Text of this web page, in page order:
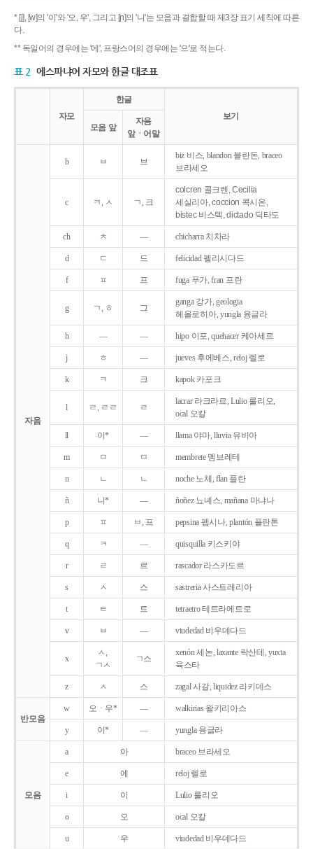
* [j], [w]의 '이'와 '오, 우', 그리고 [ɲ]의 '니'는 모음과 결합할 때 제3장 표기 세칙에 따른
다.
** 독일어의 경우에는 '에', 프랑스어의 경우에는 '으'로 적는다.
표 2 에스파냐어 자모와 한글 대조표
자모
한글
보기
모음 앞
자음
앞ㆍ어말
자음
b ㅂ 브
biz 비스, blandon 블란돈, braceo
브라세오
c ㅋ, ㅅ ㄱ, 크
colcren 콜크렌, Cecilia
세실리아, coccion 콕시온,
bistec 비스텍, dictado 딕타도
ch ㅊ ― chicharra 치차라
d ㄷ 드 felicidad 펠리시다드
f ㅍ 프 fuga 푸가, fran 프란
g ㄱ, ㅎ 그
ganga 강가, geologia
헤올로히아, yungla 융글라
h ― ― hipo 이포, quehacer 케아세르
j ㅎ ― jueves 후에베스, reloj 렐로
k ㅋ 크 kapok 카포크
l ㄹ, ㄹㄹ ㄹ
lacrar 라크라르, Lulio 룰리오,
ocal 오칼
ll 이* ― llama 야마, lluvia 유비아
m ㅁ ㅁ membrete 멤브레테
n ㄴ ㄴ noche 노체, flan 플란
ñ 니* ― ñoñez 뇨녜스, mañana 마냐나
p ㅍ ㅂ, 프 pepsina 펩시나, plantón 플란톤
q ㅋ ― quisquilla 키스키야
r ㄹ 르 rascador 라스카도르
s ㅅ 스 sastreria 사스트레리아
t ㅌ 트 tetraetro 테트라에트로
v ㅂ ― viudedad 비우데다드
x
ㅅ,
ㄱㅅ
ㄱ스
xenón 세논, laxante 락산테, yuxta
육스타
z ㅅ 스 zagal 사갈, liquidez 리키데스
반모음
w 오ㆍ우* ― walkirias 왈키리아스
y 이* ― yungla 융글라
모음
a 아 braceo 브라세오
e 에 reloj 렐로
i 이 Lulio 룰리오
o 오 ocal 오칼
u 우 viudedad 비우데다드